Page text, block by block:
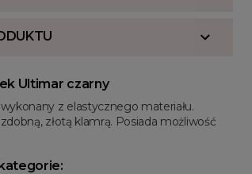
Ultimar czarny
z elastycznego materiału.
złotą klamrą. Posiada możliwość